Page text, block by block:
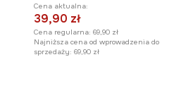
Cena aktualna:
39,90 zł
Cena regularna: 69,90 zł
Najniższa cena od wprowadzenia do
sprzedaży: 69,90 zł